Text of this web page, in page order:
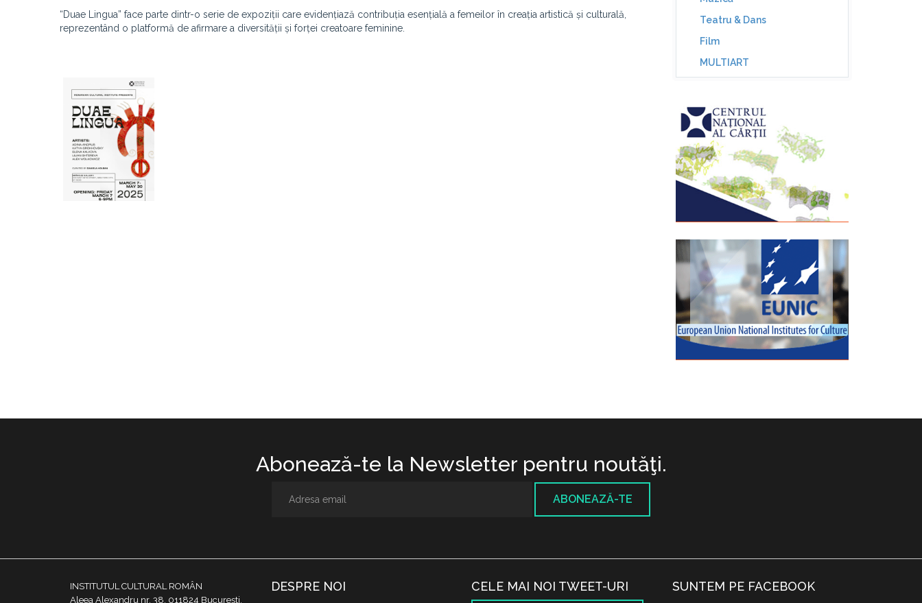
“Duae Lingua” face parte dintr-o serie de expoziții care evidențiază contribuția esențială a femeilor în creația artistică și culturală,
reprezentând o platformă de afirmare a diversității și forței creatoare feminine.
Teatru & Dans
Film
MULTIART
Abonează-te la Newsletter pentru noutăţi.
ABONEAZĂ-TE
INSTITUTUL CULTURAL ROMÂN
Aleea Alexandru nr. 38, 011824 București,
DESPRE NOI CELE MAI NOI TWEET-URI SUNTEM PE FACEBOOK